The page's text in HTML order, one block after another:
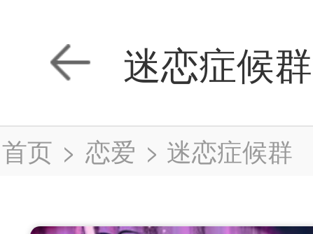
迷恋症候
首页 > 恋爱 > 迷恋症候群